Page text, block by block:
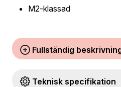
M2-klassad
Fullständig
Teknisk specifikation